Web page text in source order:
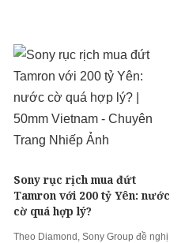
Sony rục rịch mua đứt
Tamron với 200 tỷ Yên: nước
cờ quá hợp lý?
Theo Diamond, Sony Group đề nghị